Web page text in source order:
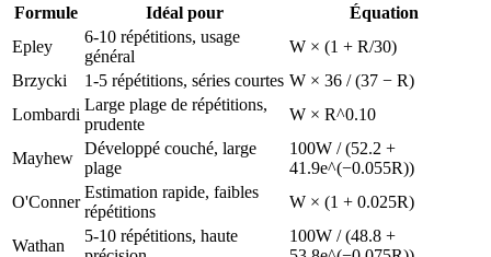
Formule Idéal pour
Équation
Epley
6-10 répétitions, usage
général
W × (1 + R/30)
Brzycki
1-5 répétitions, séries courtes W × 36 / (37 − R)
Lombardi
Large plage de répétitions,
prudente
W × R^0.10
Mayhew
Développé couché, large
plage
100W / (52.2 +
41.9e^(−0.055R))
O'Conner
Estimation rapide, faibles
répétitions
W × (1 + 0.025R)
Wathan
5-10 répétitions, haute
100W / (48.8 +